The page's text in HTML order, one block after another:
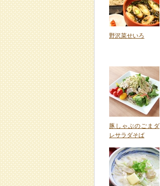
野沢菜せいろ
豚しゃぶのごまダ
レサラダそば